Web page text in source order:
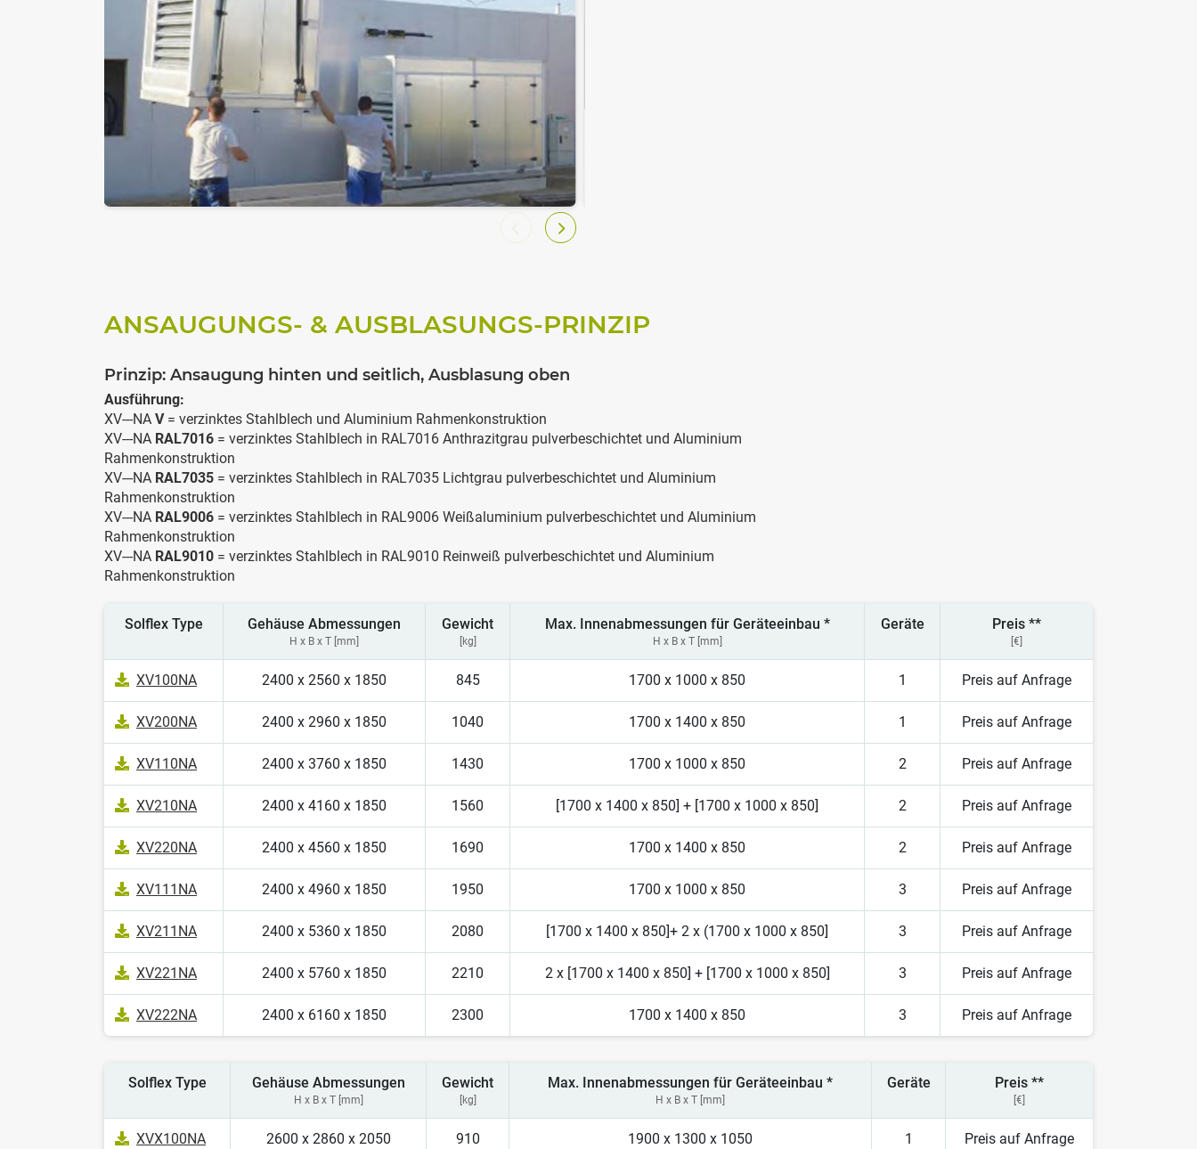
ANSAUGUNGS- & AUSBLASUNGS-PRINZIP
Prinzip: Ansaugung hinten und seitlich, Ausblasung oben
Ausführung:
XV---NA V= verzinktes Stahlblech und Aluminium Rahmenkonstruktion
XV---NA RAL7016 = verzinktes Stahlblech in RAL7016 Anthrazitgrau pulverbeschichtet und Aluminium
Rahmenkonstruktion
XV---NA RAL7035 = verzinktes Stahlblech in RAL7035 Lichtgrau pulverbeschichtet und Aluminium
Rahmenkonstruktion
XV---NA RAL9006 = verzinktes Stahlblech in RAL9006 Weißaluminium pulverbeschichtet und Aluminium
Rahmenkonstruktion
XV---NA RAL9010 = verzinktes Stahlblech in RAL9010 Reinweiß pulverbeschichtet und Aluminium
Rahmenkonstruktion
Solflex Type Gehäuse Abmessungen
H x B x T [mm]
Gewicht
[kg]
Max. Innenabmessungen für Geräteeinbau *
H x B x T [mm]
Geräte Preis **
[€]
XV100NA 2400 x 2560 x 1850 845 1700 x 1000 x 850 1 Preis auf Anfrage
XV200NA 2400 x 2960 x 1850 1040 1700 x 1400 x 850 1 Preis auf Anfrage
XV110NA 2400 x 3760 x 1850 1430 1700 x 1000 x 850 2 Preis auf Anfrage
XV210NA 2400 x 4160 x 1850 1560 [1700 x 1400 x 850] + [1700 x 1000 x 850] 2 Preis auf Anfrage
XV220NA 2400 x 4560 x 1850 1690 1700 x 1400 x 850 2 Preis auf Anfrage
XV111NA 2400 x 4960 x 1850 1950 1700 x 1000 x 850 3 Preis auf Anfrage
XV211NA 2400 x 5360 x 1850 2080 [1700 x 1400 x 850]+ 2 x (1700 x 1000 x 850] 3 Preis auf Anfrage
XV221NA 2400 x 5760 x 1850 2210 2 x [1700 x 1400 x 850] + [1700 x 1000 x 850] 3 Preis auf Anfrage
XV222NA 2400 x 6160 x 1850 2300 1700 x 1400 x 850 3 Preis auf Anfrage
Solflex Type Gehäuse Abmessungen
H x B x T [mm]
Gewicht
[kg]
Max. Innenabmessungen für Geräteeinbau *
H x B x T [mm]
Geräte Preis **
[€]
XVX100NA 2600 x 2860 x 2050 910 1900 x 1300 x 1050 1 Preis auf Anfrage